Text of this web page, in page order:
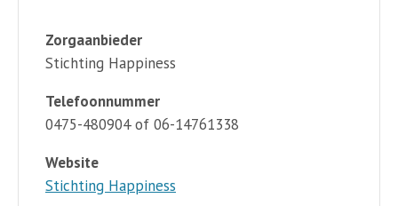
Zorgaanbieder
Stichting Happiness
Telefoonnummer
0475-480904 of 06-14761338
Website
Stichting Happiness